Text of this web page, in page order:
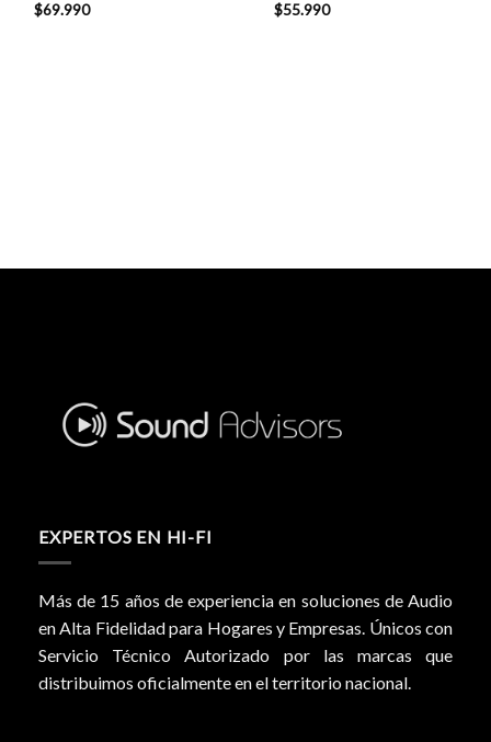
$69.990
$55.990
EXPERTOS EN HI-FI
Más de 15 años de experiencia en soluciones de Audio
en Alta Fidelidad para Hogares y Empresas. Únicos con
Servicio Técnico Autorizado por las marcas que
distribuimos oficialmente en el territorio nacional.